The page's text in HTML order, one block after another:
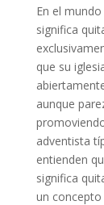
En el
significa
que su
aunque
adventista
entienden
significa
un